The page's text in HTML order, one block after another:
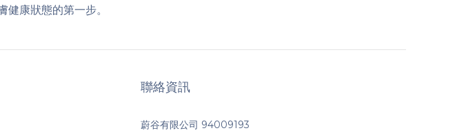
健康狀態的第一步。
聯絡資訊
蔚谷有限公司 94009193